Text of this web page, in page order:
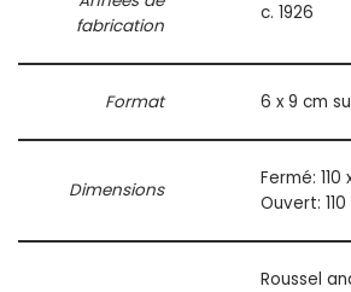
fabrication
c. 1926
Format 6 x 9 cm
Dimensions
Fermé: 110
Ouvert: 110
Roussel